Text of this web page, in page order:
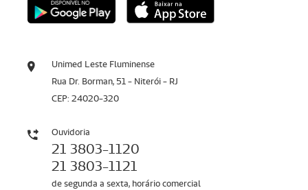
Unimed Leste Fluminense
Rua Dr. Borman, 51 - Niterói - RJ
CEP: 24020-320
Ouvidoria
21 3803-1120
21 3803-1121
de segunda a sexta, horário comercial